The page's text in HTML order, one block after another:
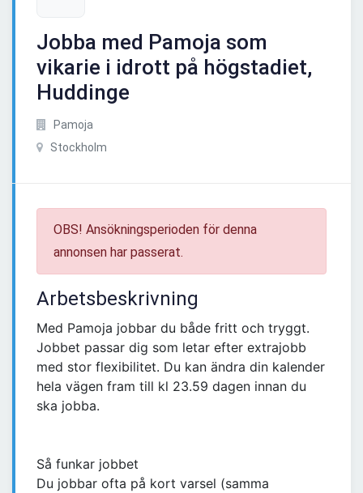
Jobba med Pamoja som
vikarie i idrott på högstadiet,
Huddinge
Pamoja
Stockholm
OBS! Ansökningsperioden för denna
annonsen har passerat.
Arbetsbeskrivning
Med Pamoja jobbar du både fritt och tryggt.
Jobbet passar dig som letar efter extrajobb
med stor flexibilitet. Du kan ändra din kalender
hela vägen fram till kl 23.59 dagen innan du
ska jobba.
Så funkar jobbet
Du jobbar ofta på kort varsel (samma